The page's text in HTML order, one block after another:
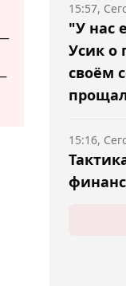
"У нас
Усик о
своём
15:57,
15:16,